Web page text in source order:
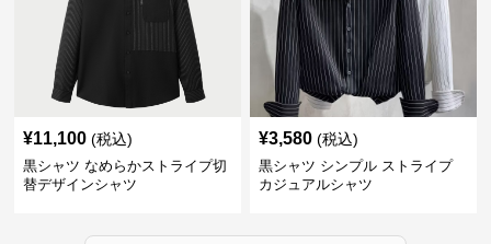
¥11,100 (税込)
黒シャツ なめらかストライプ切
替デザインシャツ
¥3,580 (税込)
黒シャツ シンプル ストライプ
カジュアルシャツ